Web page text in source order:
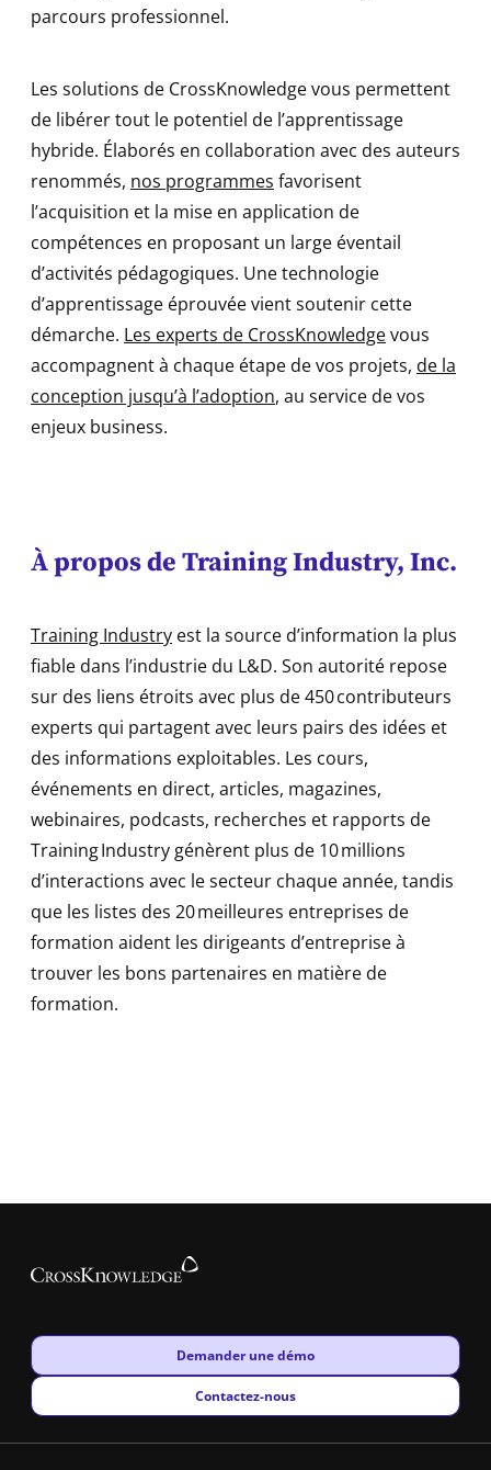
parcours professionnel.
Les solutions de CrossKnowledge vous permettent
de libérer tout le potentiel de l’apprentissage
hybride. Élaborés en collaboration avec des auteurs
renommés, nos programmes favorisent
l’acquisition et la mise en application de
compétences en proposant un large éventail
d’activités pédagogiques. Une technologie
d’apprentissage éprouvée vient soutenir cette
démarche. Les experts de CrossKnowledgevous
accompagnent à chaque étape de vos projets, de la
conception jusqu’à l’adoption, au service de vos
enjeux business.
À propos de Training Industry, Inc.
Training Industry est la source d’information la plus
fiable dans l’industrie du L&D. Son autorité repose
sur des liens étroits avec plus de 450 contributeurs
experts qui partagent avec leurs pairs des idées et
des informations exploitables. Les cours,
événements en direct, articles, magazines,
webinaires, podcasts, recherches et rapports de
Training Industry génèrent plus de 10 millions
d’interactions avec le secteur chaque année, tandis
que les listes des 20 meilleures entreprises de
formation aident les dirigeants d’entreprise à
trouver les bons partenaires en matière de
formation.
New window
Demander une démo
New window
Contactez-nous